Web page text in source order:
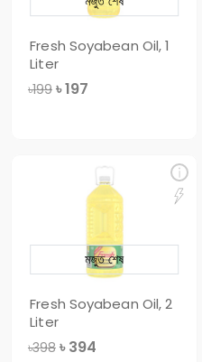
Fresh Soyabean Oil, 1
Liter
৳199 ৳197
Fresh Soyabean Oil, 2
Liter
৳398 ৳ 394
মজুত শেষ